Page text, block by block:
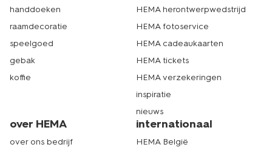
handdoeken
raamdecoratie
speelgoed
gebak
koffie
HEMA herontwerpwedstrijd
HEMA fotoservice
HEMA cadeaukaarten
HEMA tickets
HEMA verzekeringen
inspiratie
nieuws
over HEMA
over ons bedrijf
internationaal
HEMA België